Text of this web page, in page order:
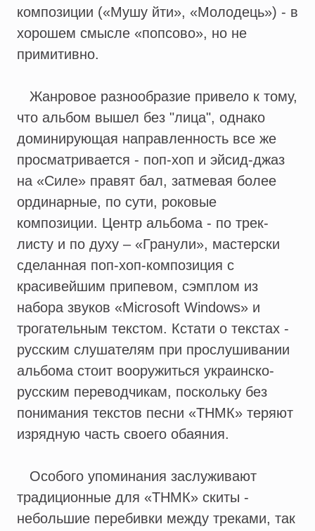
композиции («Мушу йти», «Молодець») - в
хорошем смысле «попсово», но не
примитивно.
Жанровое разнообразие привело к тому,
что альбом вышел без "лица", однако
доминирующая направленность все же
просматривается - поп-хоп и эйсид-джаз
на «Силе» правят бал, затмевая более
ординарные, по сути, роковые
композиции. Центр альбома - по трек-
листу и по духу – «Гранули», мастерски
сделанная поп-хоп-композиция с
красивейшим припевом, сэмплом из
набора звуков «Microsoft Windows» и
трогательным текстом. Кстати о текстах -
русским слушателям при прослушивании
альбома стоит вооружиться украинско-
русским переводчикам, поскольку без
понимания текстов песни «ТНМК» теряют
изрядную часть своего обаяния.
Особого упоминания заслуживают
традиционные для «ТНМК» скиты -
небольшие перебивки между треками, так